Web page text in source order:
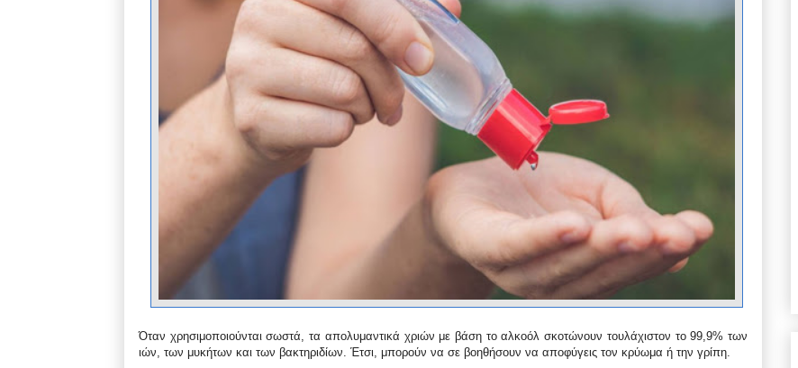
Όταν χρησιμοποιούνται σωστά, τα απολυμαντικά χριών με βάση το αλκοόλ σκοτώνουν τουλάχιστον το 99,9% των
ιών, των μυκήτων και των βακτηριδίων. Έτσι, μπορούν να σε βοηθήσουν να αποφύγεις τον κρύωμα ή την γρίπη.